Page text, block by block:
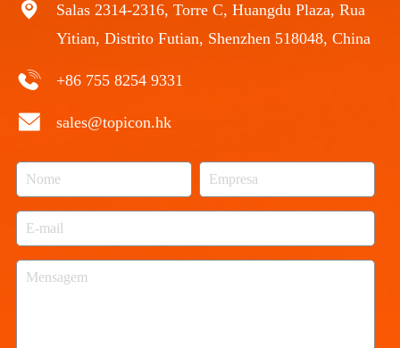
Salas 2314-2316, Torre C, Huangdu Plaza, Rua
Yitian, Distrito Futian, Shenzhen 518048, China
+86 755 8254 9331
sales@topicon.hk